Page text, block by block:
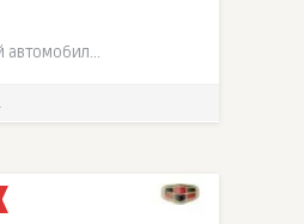
каталог запчастей автомобилей концерна General Motors выпущенных для внутреннего рынка Америки.